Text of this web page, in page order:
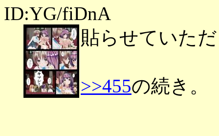
ID:YG/fiDnA
貼らせていた
>>455の続き。